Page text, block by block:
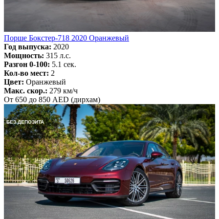
Порше Бокстер-718 2020 Оранжевый
Год выпуска: 2020
Мощность: 315 л.с.
Разгон 0-100: 5.1 сек.
Кол-во мест: 2
Цвет: Оранжевый
Макс. скор.: 279 км/ч
От 650 до 850 AED (дирхам)
БЕЗ ДЕПОЗИТА